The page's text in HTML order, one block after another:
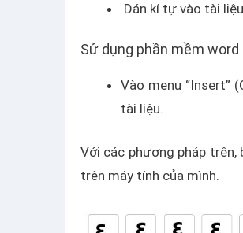
Dán kí tự vào tài
Sử dụng phần mềm word
Vào menu “Insert”
tài liệu.
Với các phương pháp
trên máy tính của mình.